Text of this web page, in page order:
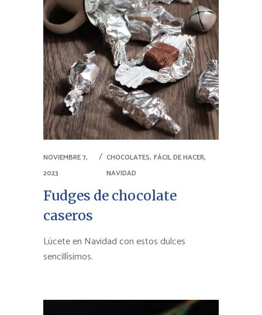
NOVIEMBRE 7,
2023
CHOCOLATES, FÁCIL DE HACER,
NAVIDAD
Fudges de chocolate
caseros
Lúcete en Navidad con estos dulces
sencillísimos.